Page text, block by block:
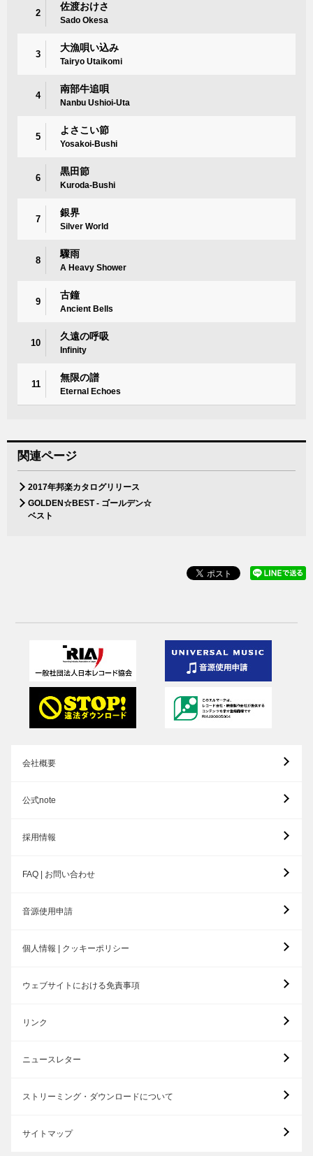
2
佐渡おけさ
Sado Okesa
3
大漁唄い込み
Tairyo Utaikomi
4
南部牛追唄
Nanbu Ushioi-Uta
5
よさこい節
Yosakoi-Bushi
6
黒田節
Kuroda-Bushi
7
銀界
Silver World
8
驟雨
A Heavy Shower
9
古鐘
Ancient Bells
10
久遠の呼吸
Infinity
11
無限の譜
Eternal Echoes
関連ページ
2017年邦楽カタログリリース
GOLDEN☆BEST - ゴールデン☆
ベスト
会社概要
公式note
採用情報
FAQ | お問い合わせ
音源使用申請
個人情報 | クッキーポリシー
ウェブサイトにおける免責事項
リンク
ニュースレター
ストリーミング・ダウンロードについて
サイトマップ